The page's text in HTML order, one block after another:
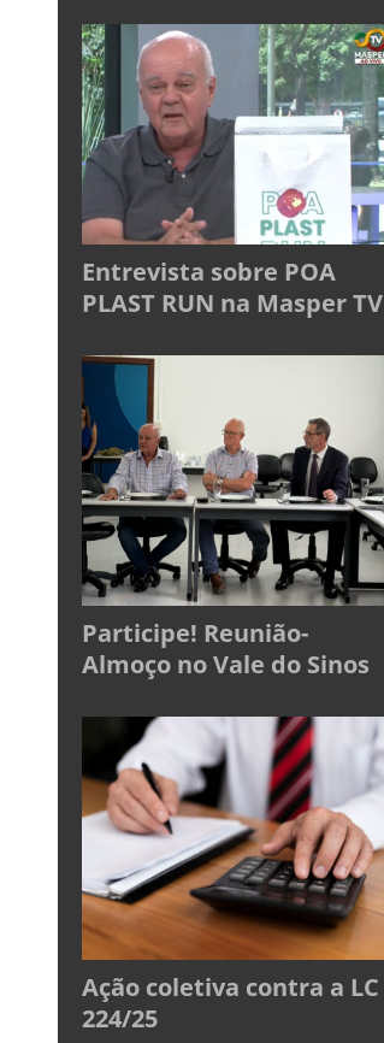
Entrevista sobre POA
PLAST RUN na Masper TV
Participe! Reunião-
Almoço no Vale do Sinos
Ação coletiva contra a LC
224/25